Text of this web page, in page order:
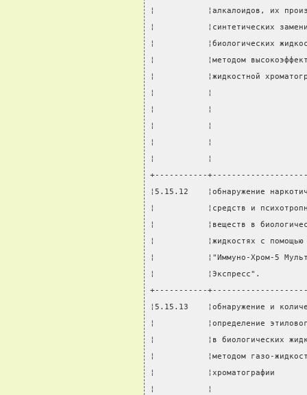
¦           ¦алкалоидов, их
¦           ¦синтетических
¦           ¦биологических
¦           ¦методом
¦           ¦жидкостной
¦           ¦
¦           ¦
¦           ¦
¦           ¦
¦           ¦
+-----------
¦5.15.12    ¦обнаружение
¦           ¦средств и
¦           ¦веществ в
¦           ¦жидкостях с
¦           ¦"Иммуно-Хром-
¦           ¦Экспресс".
+-----------
¦5.15.13    ¦обнаружение и
¦           ¦определение
¦           ¦в биологических
¦           ¦методом газо-
¦           ¦хроматографии
¦           ¦